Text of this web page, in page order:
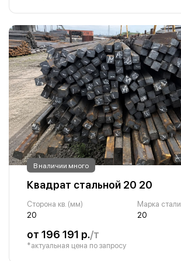
В наличии много
Квадрат стальной 20 20
Сторона кв. (мм)
20
Марка стали
20
от 196 191 р./т
*актуальная цена по запросу